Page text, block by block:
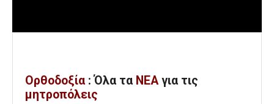
Ορθοδοξία : Όλα τα ΝΕΑ για τις
μητροπόλεις